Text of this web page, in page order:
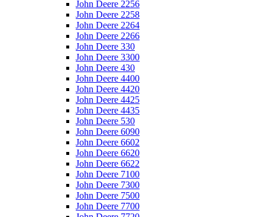
John Deere 2256
John Deere 2258
John Deere 2264
John Deere 2266
John Deere 330
John Deere 3300
John Deere 430
John Deere 4400
John Deere 4420
John Deere 4425
John Deere 4435
John Deere 530
John Deere 6090
John Deere 6602
John Deere 6620
John Deere 6622
John Deere 7100
John Deere 7300
John Deere 7500
John Deere 7700